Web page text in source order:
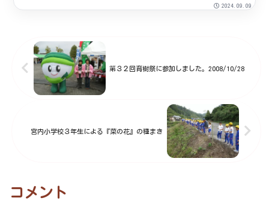
16時まで）＊＊＊＊＊＊＊＊＊＊
駐車場が大変混み合う可...
2024.09.09
第３２回育樹祭に参加しました。2008/10/28
宮内小学校３年生による『菜の花』の種まき
コメント